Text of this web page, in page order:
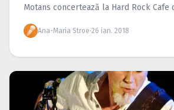
Motans concertează la Hard Rock Cafe
Ana-Maria Stroe·26 ian. 2018